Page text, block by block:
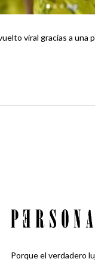
viral gracias a una
Porque el verdadero